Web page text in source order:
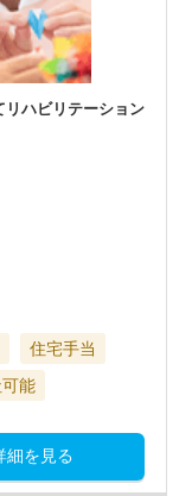
リハビリテーション
住宅手当
能
細を見る